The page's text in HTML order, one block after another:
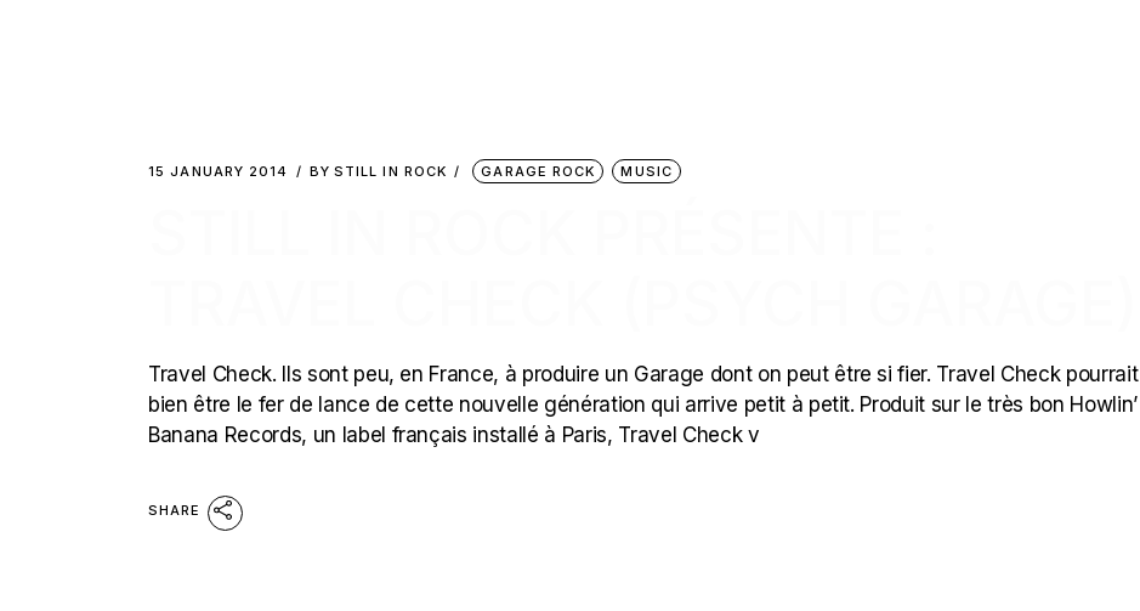
15 JANUARY 2014 BY STILL IN ROCK GARAGE ROCK MUSIC
Travel Check. Ils sont peu, en France, à produire un Garage dont on peut être si fier. Travel Check pourrait
bien être le fer de lance de cette nouvelle génération qui arrive petit à petit. Produit sur le très bon Howlin’
Banana Records, un label français installé à Paris, Travel Check v
SHARE